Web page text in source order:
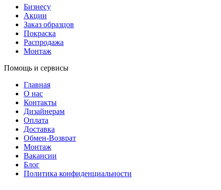
Бизнесу
Акции
Заказ образцов
Покраска
Распродажа
Монтаж
Помощь и сервисы
Главная
О нас
Контакты
Дизайнерам
Оплата
Доставка
Обмен-Возврат
Монтаж
Вакансии
Блог
Политика конфиденциальности